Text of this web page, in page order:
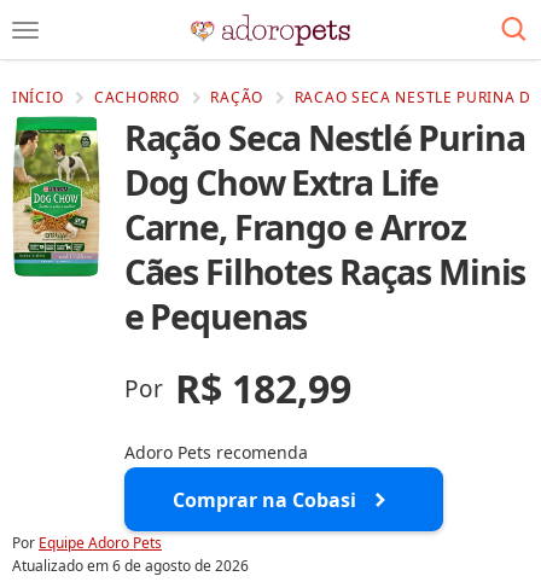
INÍCIO CACHORRO RAÇÃO RACAO SECA NESTLE PURINA
Ração Seca Nestlé Purina
Dog Chow Extra Life
Carne, Frango e Arroz
Cães Filhotes Raças Minis
e Pequenas
Por R$ 182,99
Adoro Pets recomenda
Comprar na Cobasi
Por Equipe Adoro Pets
Atualizado em6 de agosto de 2026